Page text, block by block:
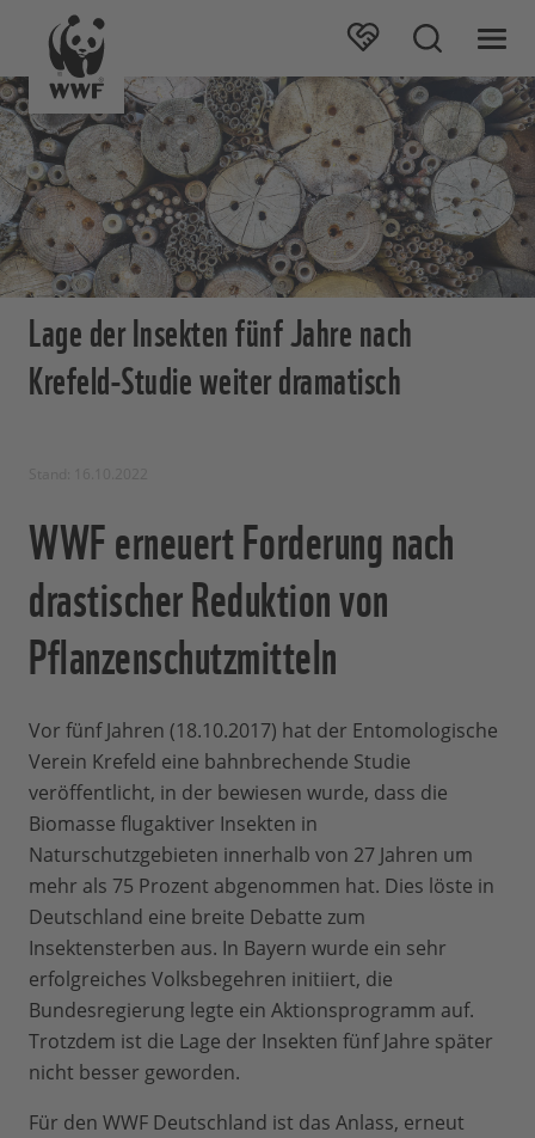
Lage der Insekten fünf Jahre nach
Krefeld-Studie weiter dramatisch
WWF erneuert Forderung nach
drastischer Reduktion von
Pflanzenschutzmitteln
Vor fünf Jahren (18.10.2017) hat der Entomologische
Verein Krefeld eine bahnbrechende Studie
veröffentlicht, in der bewiesen wurde, dass die
Biomasse flugaktiver Insekten in
Naturschutzgebieten innerhalb von 27 Jahren um
mehr als 75 Prozent abgenommen hat. Dies löste in
Deutschland eine breite Debatte zum
Insektensterben aus. In Bayern wurde ein sehr
erfolgreiches Volksbegehren initiiert, die
Bundesregierung legte ein Aktionsprogramm auf.
Trotzdem ist die Lage der Insekten fünf Jahre später
nicht besser geworden.
Für den WWF Deutschland ist das Anlass, erneut